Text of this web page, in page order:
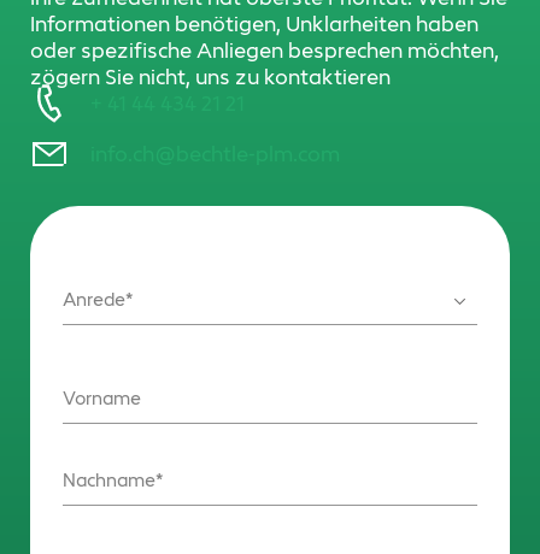
Informationen benötigen, Unklarheiten haben
oder spezifische Anliegen besprechen möchten,
zögern Sie nicht, uns zu kontaktieren
Anrede
Vorname
Nachname